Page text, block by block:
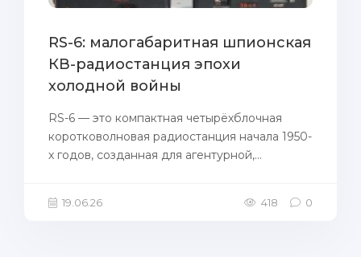
RS-6: малогабаритная шпионская
КВ-радиостанция эпохи
холодной войны
RS-6 — это компактная четырёхблочная
коротковолновая радиостанция начала 1950-
х годов, созданная для агентурной,...
19.06.26 418 0